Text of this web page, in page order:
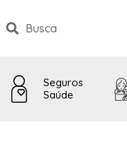
Seguros
Saúde